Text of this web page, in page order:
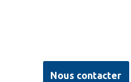
Nous contacter